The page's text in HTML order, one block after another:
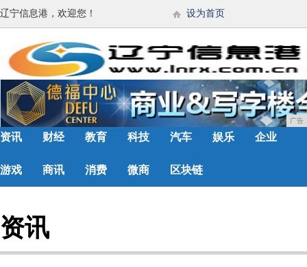
辽宁信息港，欢迎您！ 设为首页
广告
资讯 财经 教育 科技 汽车 娱乐 企业
游戏 商讯 消费 微商 区块链
资讯